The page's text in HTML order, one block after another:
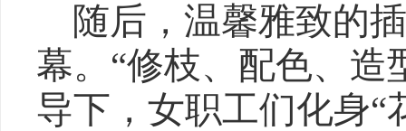
随后，温馨雅致的
幕。“修枝、配色、造
导下，女职工们化身“